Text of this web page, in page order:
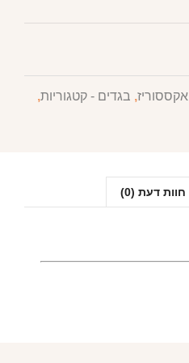
אקססוריז, בגדים - קטגוריות,
חוות דעת (0)